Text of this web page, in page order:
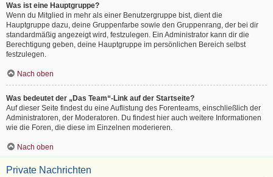
Was ist eine Hauptgruppe?
Wenn du Mitglied in mehr als einer Benutzergruppe bist, dient die
Hauptgruppe dazu, deine Gruppenfarbe sowie den Gruppenrang, der bei dir
standardmäßig angezeigt wird, festzulegen. Ein Administrator kann dir die
Berechtigung geben, deine Hauptgruppe im persönlichen Bereich selbst
festzulegen.
Nach oben
Was bedeutet der „Das Team“-Link auf der Startseite?
Auf dieser Seite findest du eine Auflistung des Forenteams, einschließlich der
Administratoren, der Moderatoren. Du findest hier auch weitere Informationen
wie die Foren, die diese im Einzelnen moderieren.
Nach oben
Private Nachrichten